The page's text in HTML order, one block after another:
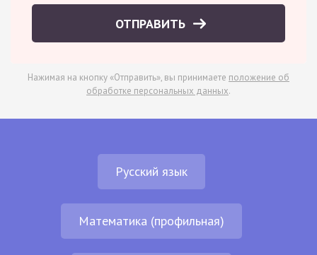
ОТПРАВИТЬ
Нажимая на кнопку «Отправить», вы принимаете положение об
обработке персональных данных.
Русский язык
Математика (профильная)